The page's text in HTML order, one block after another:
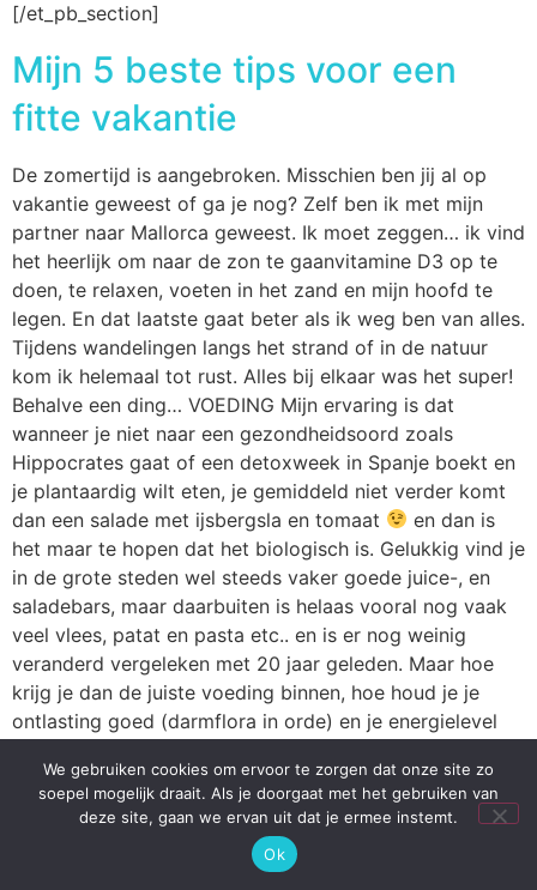
[/et_pb_section]
Mijn 5 beste tips voor een
fitte vakantie
De zomertijd is aangebroken. Misschien ben jij al op
vakantie geweest of ga je nog? Zelf ben ik met mijn
partner naar Mallorca geweest. Ik moet zeggen… ik vind
het heerlijk om naar de zon te gaanvitamine D3 op te
doen, te relaxen, voeten in het zand en mijn hoofd te
legen. En dat laatste gaat beter als ik weg ben van alles.
Tijdens wandelingen langs het strand of in de natuur
kom ik helemaal tot rust. Alles bij elkaar was het super!
Behalve een ding… VOEDING Mijn ervaring is dat
wanneer je niet naar een gezondheidsoord zoals
Hippocrates gaat of een detoxweek in Spanje boekt en
je plantaardig wilt eten, je gemiddeld niet verder komt
dan een salade met ijsbergsla en tomaat
en dan is
het maar te hopen dat het biologisch is. Gelukkig vind je
in de grote steden wel steeds vaker goede juice-, en
saladebars, maar daarbuiten is helaas vooral nog vaak
veel vlees, patat en pasta etc.. en is er nog weinig
veranderd vergeleken met 20 jaar geleden. Maar hoe
krijg je dan de juiste voeding binnen, hoe houd je je
ontlasting goed (darmflora in orde) en je energielevel
daarmee om gaat of waar jij tegenaan loopt. Als je mij
wat langer volgt dan weet je wellicht dat ik plantaardig
eet en veel ongekookt. Thuis neem ik (bijna) elke dag
minimaal een verse shot tarwegrassap, een greenjuice,
We gebruiken cookies om ervoor te zorgen dat onze site zo
soepel mogelijk draait. Als je doorgaat met het gebruiken van
deze site, gaan we ervan uit dat je ermee instemt.
Ok